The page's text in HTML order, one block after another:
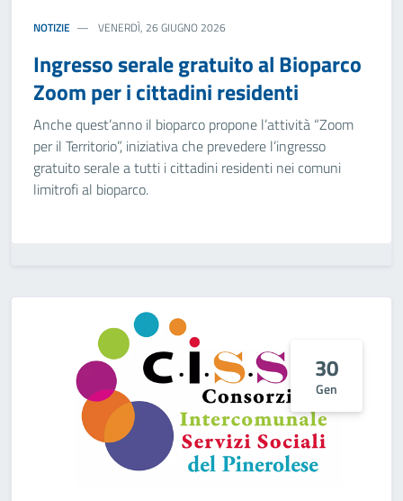
NOTIZIE VENERDÌ, 26 GIUGNO 2026
Ingresso serale gratuito al Bioparco
Zoom per i cittadini residenti
Anche quest’anno il bioparco propone l’attività “Zoom
per il Territorio”, iniziativa che prevedere l’ingresso
gratuito serale a tutti i cittadini residenti nei comuni
limitrofi al bioparco.
30
Gen